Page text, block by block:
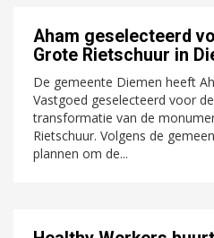
Aham geselecteerd
Grote Rietschuur in
De gemeente Diemen heeft
Vastgoed geselecteerd voor
transformatie van de
Rietschuur. Volgens de
plannen om de...